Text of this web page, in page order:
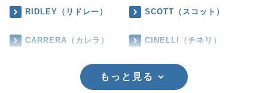
RIDLEY（リドレー） SCOTT（スコット）
CARRERA（カレラ） CINELLI（チネリ）
もっと見る